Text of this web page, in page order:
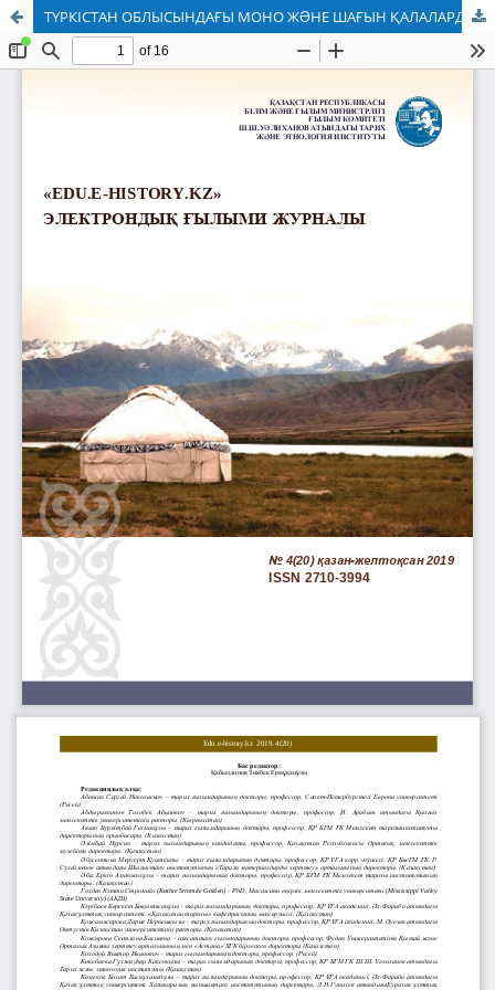
ТҮРКІСТАН ОБЛЫСЫНДАҒЫ МОНО ЖƏНЕ ШАҒЫН ҚАЛАЛАРДЫҢ ДАМУЫ